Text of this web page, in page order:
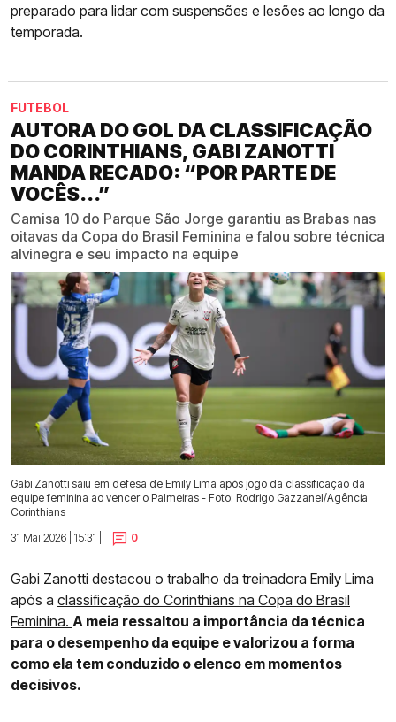
preparado para lidar com suspensões e lesões ao longo da
temporada.
FUTEBOL
AUTORA DO GOL DA CLASSIFICAÇÃO
DO CORINTHIANS, GABI ZANOTTI
MANDA RECADO: “POR PARTE DE
VOCÊS...”
Camisa 10 do Parque São Jorge garantiu as Brabas nas
oitavas da Copa do Brasil Feminina e falou sobre técnica
alvinegra e seu impacto na equipe
Gabi Zanotti saiu em defesa de Emily Lima após jogo da classificação da
equipe feminina ao vencer o Palmeiras - Foto: Rodrigo Gazzanel/Agência
Corinthians
31 Mai 2026 | 15:31 |
0
Gabi Zanotti destacou o trabalho da treinadora Emily Lima
após a classificação do Corinthians na Copa do Brasil
Feminina. A meia ressaltou a importância da técnica
para o desempenho da equipe e valorizou a forma
como ela tem conduzido o elenco em momentos
decisivos.